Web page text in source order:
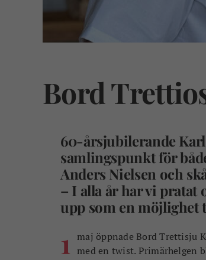
Bord
60-årsjubilerande
samlingspunkt för
Anders Nielsen och
– I alla år har vi pratat
upp som en möjlighet
1
maj öppnade Bord Trettisju
med en twist. Primärhelgen